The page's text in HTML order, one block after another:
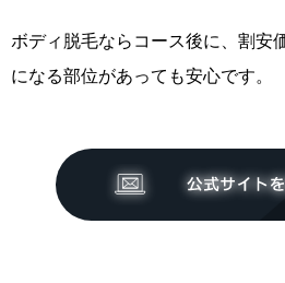
ボディ脱毛ならコース後に、割安
になる部位があっても安心です。